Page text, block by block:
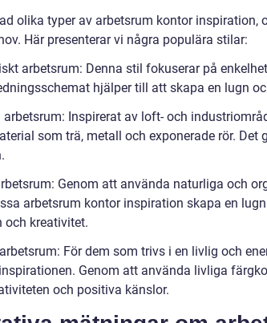
olika typer av arbetsrum kontor inspiration,
Här presenterar vi några populära stilar:
arbetsrum: Denna stil fokuserar på
hjälper till att skapa en lugn
Inspirerat av loft- och
som trä, metall och exponerade rör. Det
Genom att använda naturliga och
arbetsrum kontor inspiration skapa en
och kreativitet.
För dem som trivs i en livlig och
Genom att använda livliga
och positiva känslor.